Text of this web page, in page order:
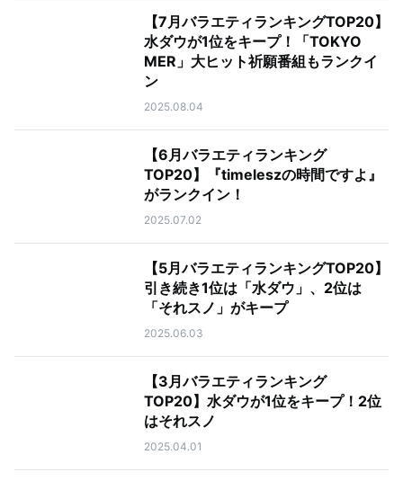
【7月バラエティランキングTOP20】
水ダウが1位をキープ！「TOKYO
MER」大ヒット祈願番組もランクイ
ン
2025.08.04
【6月バラエティランキング
TOP20】『timeleszの時間ですよ』
がランクイン！
2025.07.02
【5月バラエティランキングTOP20】
引き続き1位は「水ダウ」、2位は
「それスノ」がキープ
2025.06.03
【3月バラエティランキング
TOP20】水ダウが1位をキープ！2位
はそれスノ
2025.04.01